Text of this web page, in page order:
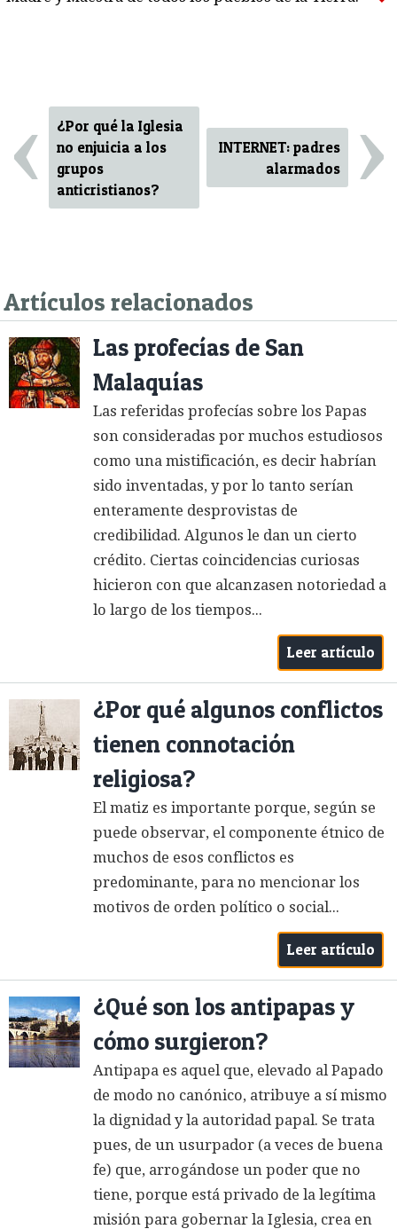
‹
¿Por qué la Iglesia
no enjuicia a los
grupos
anticristianos?
INTERNET: padres
alarmados
›
Artículos relacionados
Las profecías de San
Malaquías
Las referidas profecías sobre los Papas
son consideradas por muchos estudiosos
como una mistificación, es decir habrían
sido inventadas, y por lo tanto serían
enteramente desprovistas de
credibilidad. Algunos le dan un cierto
crédito. Ciertas coincidencias curiosas
hicieron con que alcanzasen notoriedad a
lo largo de los tiempos...
Leer artículo
¿Por qué algunos conflictos
tienen connotación
religiosa?
El matiz es importante porque, según se
puede observar, el componente étnico de
muchos de esos conflictos es
predominante, para no mencionar los
motivos de orden político o social...
Leer artículo
¿Qué son los antipapas y
cómo surgieron?
Antipapa es aquel que, elevado al Papado
de modo no canónico, atribuye a sí mismo
la dignidad y la autoridad papal. Se trata
pues, de un usurpador (a veces de buena
fe) que, arrogándose un poder que no
tiene, porque está privado de la legítima
misión para gobernar la Iglesia, crea en